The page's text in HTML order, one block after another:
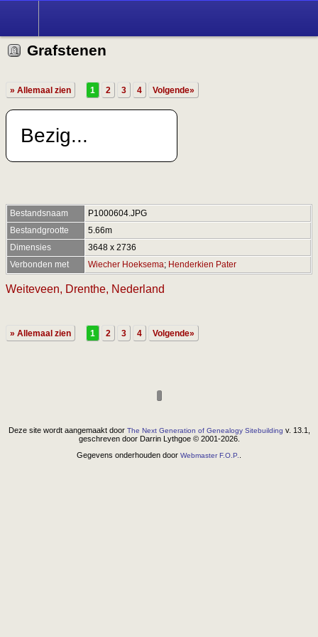
Grafstenen
» Allemaal zien 1 2 3 4 Volgende»
Bezig...
Bestandsnaam
P1000604.JPG
Bestandgrootte
5.66m
Dimensies
3648 x 2736
Verbonden met
Wiecher Hoeksema; Henderkien Pater
Weiteveen, Drenthe, Nederland
» Allemaal zien 1 2 3 4 Volgende»
Deze site wordt aangemaakt door The Next Generation of Genealogy Sitebuilding v. 13.1,
geschreven door Darrin Lythgoe © 2001-2026.
Gegevens onderhouden door Webmaster F.O.P.